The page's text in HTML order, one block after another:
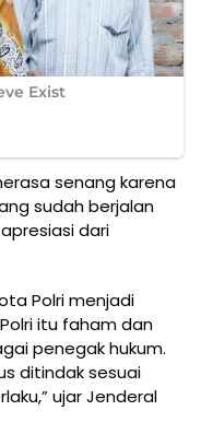
senang karena
sudah berjalan
dari
Polri menjadi
itu faham dan
penegak hukum.
ditindak sesuai
ujar Jenderal